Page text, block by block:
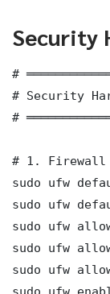
Security
#
# Security
#
# 1. Firewall
sudo ufw
sudo ufw
sudo ufw
sudo ufw
sudo ufw